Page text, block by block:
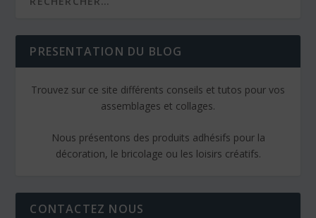
PRESENTATION DU BLOG
Trouvez sur ce site différents conseils et tutos pour vos
assemblages et collages.
Nous présentons des produits adhésifs pour la
décoration, le bricolage ou les loisirs créatifs.
CONTACTEZ NOUS